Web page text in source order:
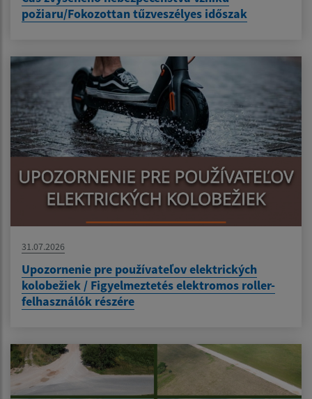
požiaru/Fokozottan tűzveszélyes időszak
31.07.2026
Upozornenie pre používateľov elektrických
kolobežiek / Figyelmeztetés elektromos roller-
felhasználók részére